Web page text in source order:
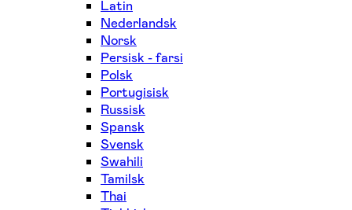
Latin
Nederlandsk
Norsk
Persisk - farsi
Polsk
Portugisisk
Russisk
Spansk
Svensk
Swahili
Tamilsk
Thai